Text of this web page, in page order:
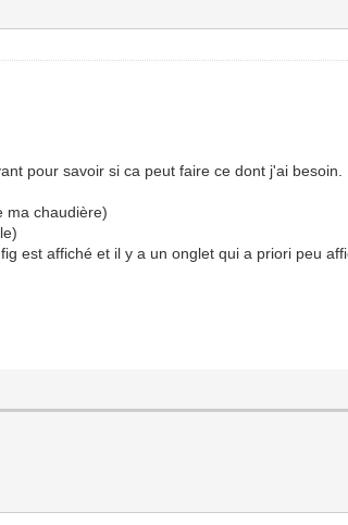
pour savoir si ca peut faire ce dont j'ai besoin.
ma chaudière)
est affiché et il y a un onglet qui a priori peu